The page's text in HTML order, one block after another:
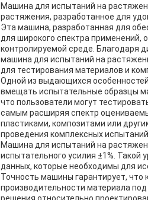
Машина для испытаний на
растяжения, разработанное для
Эта машина, разработанная для
для широкого спектра применений,
контролируемой среде. Благодаря
машина для испытаний на
для тестирования материалов и
Одной из выдающихся
вмещать испытательные образцы
что пользователи могут
самым расширяя спектр
пластиками, композитами или
проведения комплексных
Машина для испытаний на
испытательного усилия ±1%.
данных, которые необходимы для
Точность машины гарантирует,
производительности материала
решения относительно